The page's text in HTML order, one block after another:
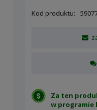
Kod produktu:
Za ten
w programie